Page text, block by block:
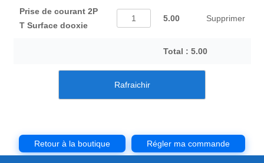
Prise de courant 2P
T Surface dooxie
5.00 Supprimer
Total : 5.00
Retour à la boutique Régler ma commande